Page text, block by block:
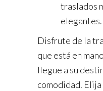
traslados
elegantes.
Disfrute de la
que está en
llegue a su
comodidad.